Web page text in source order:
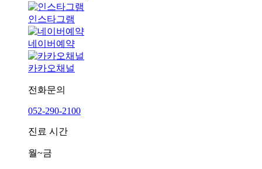
인스타그램
네이버예약
카카오채널
전화문의
052-290-2100
진료 시간
월~금